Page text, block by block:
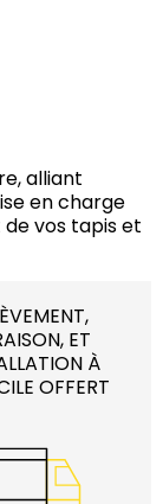
alliant
en charge
vos tapis et
ET
À
OFFERT